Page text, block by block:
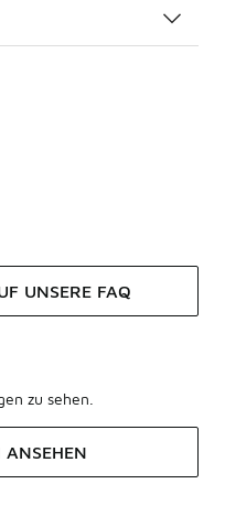
UNSERE FAQ
zu sehen.
ANSEHEN